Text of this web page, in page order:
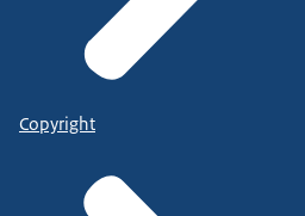
Copyright